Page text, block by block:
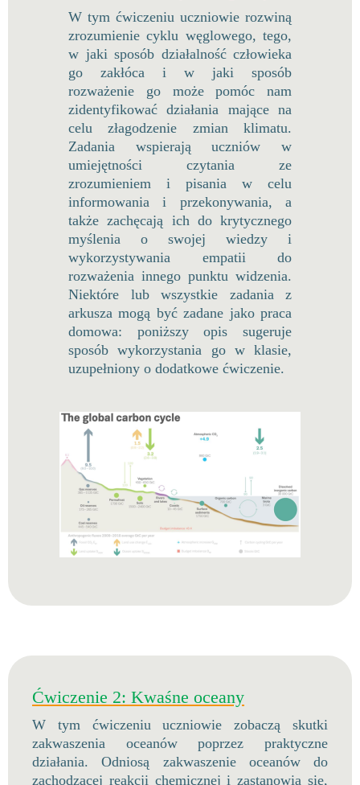
W tym ćwiczeniu uczniowie rozwiną
zrozumienie cyklu węglowego, tego,
w jaki sposób działalność człowieka
go zakłóca i w jaki sposób
rozważenie go może pomóc nam
zidentyfikować działania mające na
celu złagodzenie zmian klimatu.
Zadania wspierają uczniów w
umiejętności czytania ze
zrozumieniem i pisania w celu
informowania i przekonywania, a
także zachęcają ich do krytycznego
myślenia o swojej wiedzy i
wykorzystywania empatii do
rozważenia innego punktu widzenia.
Niektóre lub wszystkie zadania z
arkusza mogą być zadane jako praca
domowa: poniższy opis sugeruje
sposób wykorzystania go w klasie,
uzupełniony o dodatkowe ćwiczenie.
Ćwiczenie 2: Kwaśne oceany
W tym ćwiczeniu uczniowie zobaczą skutki
zakwaszenia oceanów poprzez praktyczne
działania. Odniosą zakwaszenie oceanów do
zachodzącej reakcji chemicznej i zastanowią się,